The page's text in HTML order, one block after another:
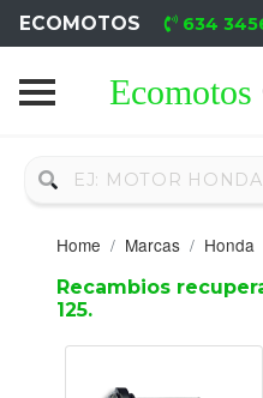
ECOMOTOS 634
Home
Nuevo
Neumáticos
Campa
Home Marcas Honda
Recambios
125.